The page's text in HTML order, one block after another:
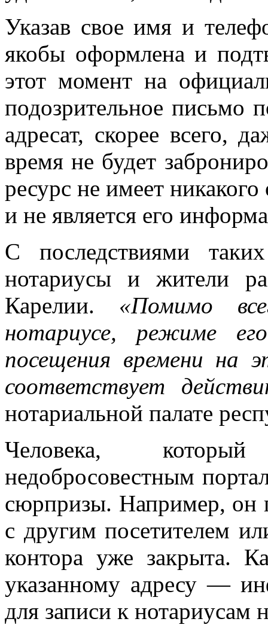
Указав свое имя и
якобы оформлена и
этот момент на
подозрительное письмо
адресат, скорее всего,
время не будет
ресурс не имеет
и не является его
С последствиями
нотариусы и жители
Карелии. «Помимо
нотариусе, режиме
посещения времени на
соответствует
нотариальной палате
Человека,
недобросовестным
сюрпризы. Например, он
с другим посетителем
контора уже закрыта.
указанному адресу —
для записи к нотариусам